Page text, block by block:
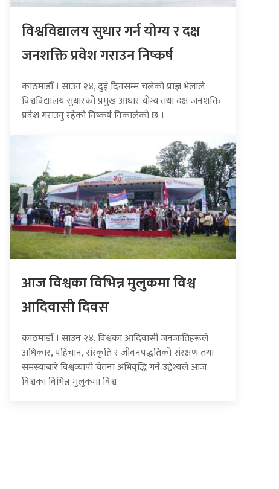
विश्वविद्यालय सुधार गर्न योग्य र दक्ष
जनशक्ति प्रवेश गराउन निष्कर्ष
काठमाडौँ । साउन २४, दुई दिनसम्म चलेको प्राज्ञ भेलाले
विश्वविद्यालय सुधारको प्रमुख आधार योग्य तथा दक्ष जनशक्ति
प्रवेश गराउनु रहेको निष्कर्ष निकालेको छ ।
आज विश्वका विभिन्न मुलुकमा विश्व
आदिवासी दिवस
काठमाडौँ । साउन २४, विश्वका आदिवासी जनजातिहरूले
अधिकार, पहिचान, संस्कृति र जीवनपद्धतिको संरक्षण तथा
समस्याबारे विश्वव्यापी चेतना अभिवृद्धि गर्ने उद्देश्यले आज
विश्वका विभिन्न मुलुकमा विश्व